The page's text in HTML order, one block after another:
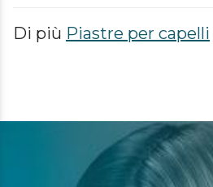
Di più Piastre per capelli